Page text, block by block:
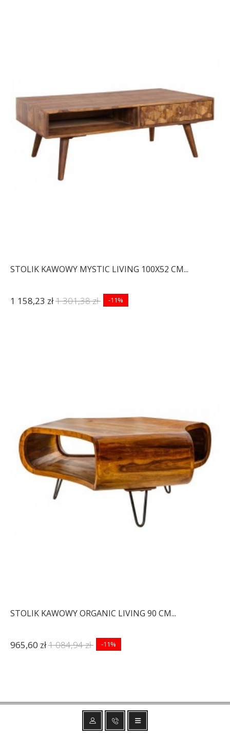
STOLIK KAWOWY MYSTIC LIVING 100X52 CM...
1 158,23 zł1 301,38 zł -11%
STOLIK KAWOWY ORGANIC LIVING 90 CM...
965,60 zł1 084,94 zł -11%